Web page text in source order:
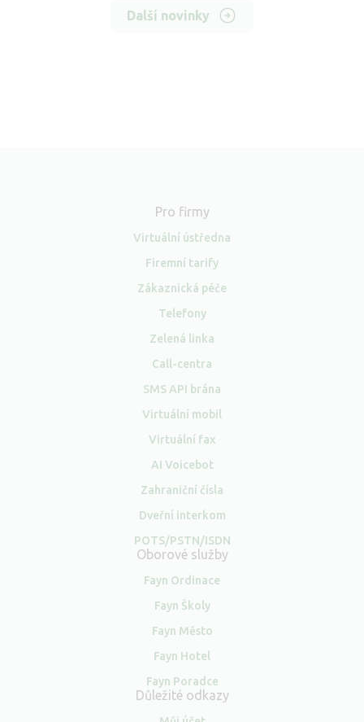
Další novinky
Pro firmy
Virtuální ústředna
Firemní tarify
Zákaznická péče
Telefony
Zelená linka
Call-centra
SMS API brána
Virtuální mobil
Virtuální fax
AI Voicebot
Zahraniční čísla
Dveřní interkom
POTS/PSTN/ISDN
Oborové služby
Fayn Ordinace
Fayn Školy
Fayn Město
Fayn Hotel
Fayn Poradce
Důležité odkazy